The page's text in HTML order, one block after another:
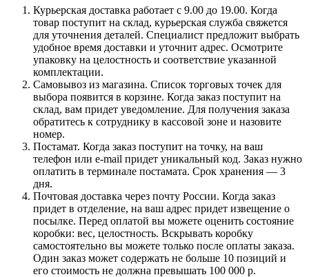
Курьерская доставка работает с 9.00 до 19.00. Когда
товар поступит на склад, курьерская служба свяжется
для уточнения деталей. Специалист предложит выбрать
удобное время доставки и уточнит адрес. Осмотрите
упаковку на целостность и соответствие указанной
комплектации.
Самовывоз из магазина. Список торговых точек для
выбора появится в корзине. Когда заказ поступит на
склад, вам придет уведомление. Для получения заказа
обратитесь к сотруднику в кассовой зоне и назовите
номер.
Постамат. Когда заказ поступит на точку, на ваш
телефон или e-mail придет уникальный код. Заказ нужно
оплатить в терминале постамата. Срок хранения — 3
дня.
Почтовая доставка через почту России. Когда заказ
придет в отделение, на ваш адрес придет извещение о
посылке. Перед оплатой вы можете оценить состояние
коробки: вес, целостность. Вскрывать коробку
самостоятельно вы можете только после оплаты заказа.
Один заказ может содержать не больше 10 позиций и
его стоимость не должна превышать 100 000 р.